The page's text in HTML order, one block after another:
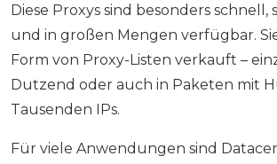
Diese Proxys sind besonders schnell,
und in großen Mengen verfügbar.
Form von Proxy-Listen verkauft –
Dutzend oder auch in Paketen mit
Tausenden IPs.
Für viele Anwendungen sind